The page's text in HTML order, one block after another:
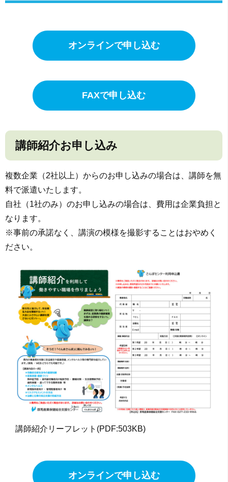
オンラインで申し込む
FAXで申し込む
講師紹介お申し込み
複数企業（2社以上）からのお申し込みの場合は、講師を無
料で派遣いたします。
自社（1社のみ）のお申し込みの場合は、費用は企業負担と
なります。
※事前の承諾なく、講演の模様を撮影することはおやめく
ださい。
講師紹介リーフレット(PDF:503KB)
オンラインで申し込む